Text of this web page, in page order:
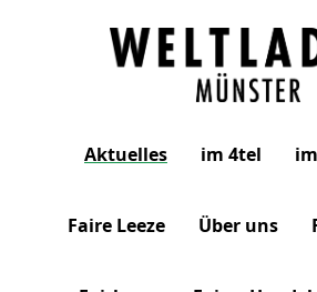
Weltladen
Aktuelles im 4tel
Faire Leeze Über uns